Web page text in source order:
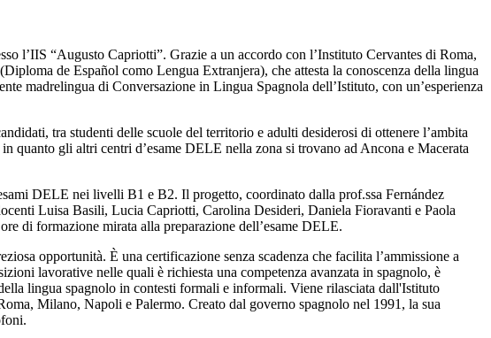
l’IIS “Augusto Capriotti”. Grazie a un accordo con l’Instituto Cervantes di Roma,
de Español como Lengua Extranjera), che attesta la conoscenza della lingua
madrelingua di Conversazione in Lingua Spagnola dell’Istituto, con un’esperienza
tra studenti delle scuole del territorio e adulti desiderosi di ottenere l’ambita
quanto gli altri centri d’esame DELE nella zona si trovano ad Ancona e Macerata
DELE nei livelli B1 e B2. Il progetto, coordinato dalla prof.ssa Fernández
Luisa Basili, Lucia Capriotti, Carolina Desideri, Daniela Fioravanti e Paola
di formazione mirata alla preparazione dell’esame DELE.
opportunità. È una certificazione senza scadenza che facilita l’ammissione a
lavorative nelle quali è richiesta una competenza avanzata in spagnolo, è
lingua spagnolo in contesti formali e informali. Viene rilasciata dall'Istituto
Milano, Napoli e Palermo. Creato dal governo spagnolo nel 1991, la sua